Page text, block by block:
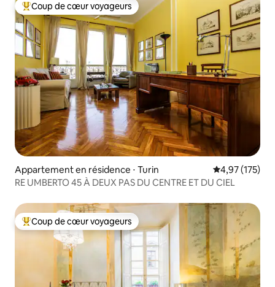
Coups de cœur voyageurs les plus appréciés
Coup de cœur voyageurs
Appartement en résidence ⋅ Turin Évaluation
4,97 (175)
RE UMBERTO 45 À DEUX PAS DU CENTRE ET DU CIEL
Coups de cœur voyageurs les plus appréciés
Coup de cœur voyageurs